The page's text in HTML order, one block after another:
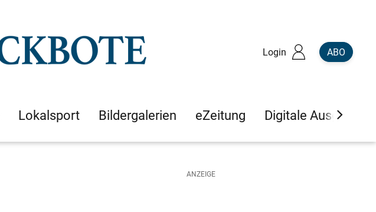
Login ABO
Lokalsport Bildergalerien eZeitung Digitale Ausgaben